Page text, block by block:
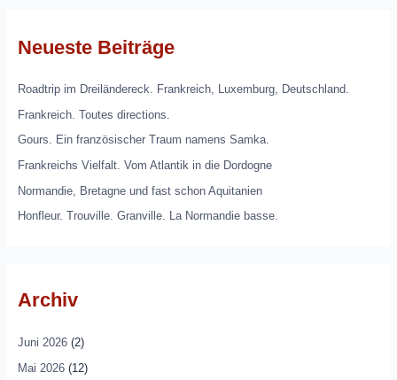
Neueste Beiträge
Roadtrip im Dreiländereck. Frankreich, Luxemburg, Deutschland.
Frankreich. Toutes directions.
Gours. Ein französischer Traum namens Samka.
Frankreichs Vielfalt. Vom Atlantik in die Dordogne
Normandie, Bretagne und fast schon Aquitanien
Honfleur. Trouville. Granville. La Normandie basse.
Archiv
Juni 2026(2)
Mai 2026(12)